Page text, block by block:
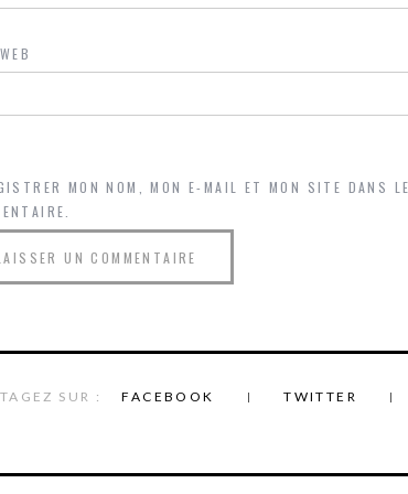
MON NOM, MON E-MAIL ET MON SITE DANS
SUR : FACEBOOK TWITTER